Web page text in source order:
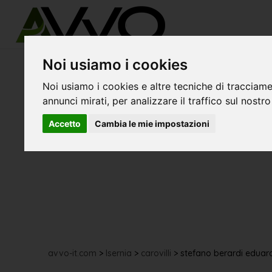
Noi usiamo i cookies
Noi usiamo i cookies e altre tecniche di
annunci mirati, per analizzare il traffico sul
Accetto Cambia le mie impostazioni
avvo-it.com > Isernia >carovilli > stefano berardi